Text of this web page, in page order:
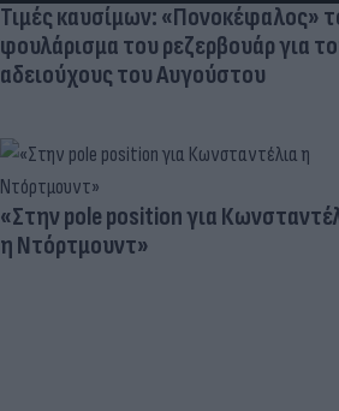
Τιμές καυσίμων: «Πονοκέφαλος»
φουλάρισμα του ρεζερβουάρ για
αδειούχους του Αυγούστου
«Στην pole position για
η Ντόρτμουντ»